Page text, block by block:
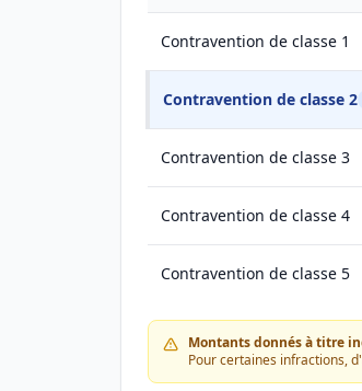
Contravention de classe 1
Contravention de classe 2
Contravention de classe 3
Contravention de classe 4
Contravention de classe 5
Montants donnés à titre
Pour certaines infractions,